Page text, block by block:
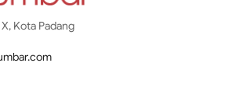
Kota Padang